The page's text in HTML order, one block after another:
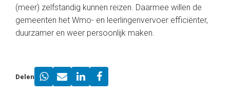
(meer) zelfstandig kunnen reizen. Daarmee willen de
gemeenten het Wmo- en leerlingenvervoer efficiënter,
duurzamer en weer persoonlijk maken.
Delen